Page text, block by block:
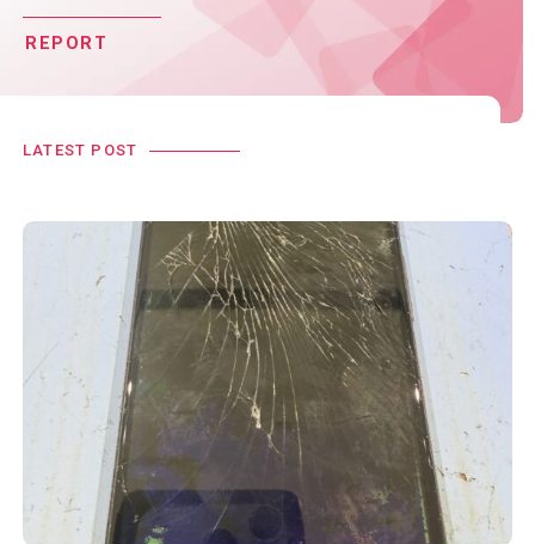
REPORT
LATEST POST